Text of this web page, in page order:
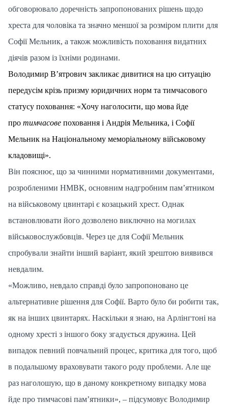
обговорювало доречність запропонованих рішень щодо
хреста для чоловіка та значно меншої за розміром плити для
Софії Мельник, а також можливість поховання видатних
діячів разом із їхніми родинами.
Володимир В’ятрович закликає дивитися на цю ситуацію
передусім крізь призму юридичних норм та тимчасового
статусу поховання: «Хочу наголосити, що мова йде
про тимчасове поховання і Андрія Мельника, і Софії
Мельник на Національному меморіальному військовому
кладовищі».
Він пояснює, що за чинними нормативними документами,
розробленими НМВК, основним надгробним пам’ятником
на військовому цвинтарі є козацький хрест. Однак
встановлювати його дозволено виключно на могилах
військовослужбовців. Через це для Софії Мельник
спробували знайти інший варіант, який зрештою виявився
невдалим.
«Можливо, невдало справді було запропоновано це
альтернативне рішення для Софії. Варто було би робити так,
як на інших цвинтарях. Наскільки я знаю, на Арлінгтоні на
одному хресті з іншого боку згадується дружина. Цей
випадок певний повчальний процес, критика для того, щоб
в подальшому враховувати такого роду проблеми. Але ще
раз наголошую, що в даному конкретному випадку мова
йде про тимчасові пам’ятники», – підсумовує Володимир